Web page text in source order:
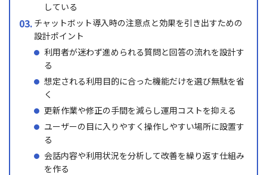
している
チャットボット導入時の注意点と効果を引き出すための
設計ポイント
利用者が迷わず進められる質問と回答の流れを設計す
る
想定される利用目的に合った機能だけを選び無駄を省
く
更新作業や修正の手間を減らし運用コストを抑える
ユーザーの目に入りやすく操作しやすい場所に設置す
る
会話内容や利用状況を分析して改善を繰り返す仕組み
を作る